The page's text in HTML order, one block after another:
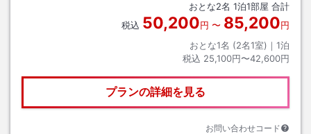
おとな2名 1泊1部屋 合計
税込 50,200円 〜 85,200円
おとな1名 (2名1室)｜ 1泊
税込 25,100円〜42,600円
プランの詳細を見る
お問い合わせコード